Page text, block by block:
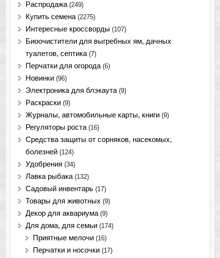
Распродажа (249)
Купить семена (2275)
Интересные кроссворды (107)
Биоочистители для выгребных ям, дачных
туалетов, септика (7)
Перчатки для огорода (6)
Новинки (96)
Электроника для блэкаута (9)
Раскраски (9)
Журналы, автомобильные карты, книги (9)
Регуляторы роста (16)
Средства защиты от сорняков, насекомых,
болезней (124)
Удобрения (34)
Лавка рыбака (132)
Садовый инвентарь (17)
Товары для животных (9)
Декор для аквариума (9)
Для дома, для семьи (174)
Приятные мелочи (16)
Перчатки и носочки (17)